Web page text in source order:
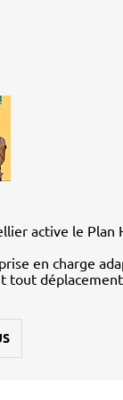
active le Plan
en charge
tout